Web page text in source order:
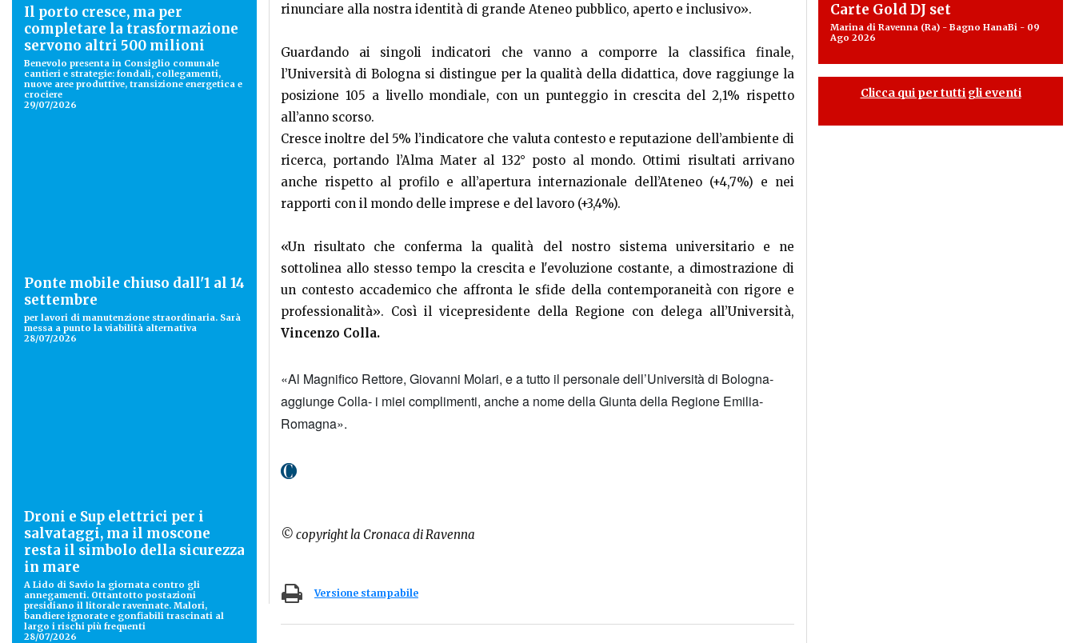
Il porto cresce, ma per
completare la trasformazione
servono altri 500 milioni
Benevolo presenta in Consiglio comunale
cantieri e strategie: fondali, collegamenti,
nuove aree produttive, transizione energetica e
crociere
29/07/2026
Ponte mobile chiuso dall'1 al 14
settembre
per lavori di manutenzione straordinaria. Sarà
messa a punto la viabilità alternativa
28/07/2026
Droni e Sup elettrici per i
salvataggi, ma il moscone
resta il simbolo della sicurezza
in mare
A Lido di Savio la giornata contro gli
annegamenti. Ottantotto postazioni
presidiano il litorale ravennate. Malori,
bandiere ignorate e gonfiabili trascinati al
largo i rischi più frequenti
28/07/2026
rinunciare alla nostra identità di grande Ateneo pubblico, aperto e inclusivo».
Guardando ai singoli indicatori che vanno a comporre la classifica finale,
l’Università di Bologna si distingue per la qualità della didattica, dove raggiunge la
posizione 105 a livello mondiale, con un punteggio in crescita del 2,1% rispetto
all’anno scorso.
Cresce inoltre del 5% l’indicatore che valuta contesto e reputazione dell’ambiente di
ricerca, portando l’Alma Mater al 132° posto al mondo. Ottimi risultati arrivano
anche rispetto al profilo e all’apertura internazionale dell’Ateneo (+4,7%) e nei
rapporti con il mondo delle imprese e del lavoro (+3,4%).
«Un risultato che conferma la qualità del nostro sistema universitario e ne
sottolinea allo stesso tempo la crescita e l'evoluzione costante, a dimostrazione di
un contesto accademico che affronta le sfide della contemporaneità con rigore e
professionalità». Così il vicepresidente della Regione con delega all’Università,
Vincenzo Colla.
«Al Magnifico Rettore, Giovanni Molari, e a tutto il personale dell’Università di Bologna-
aggiunge Colla- i miei complimenti, anche a nome della Giunta della Regione Emilia-
Romagna».
© copyright la Cronaca di Ravenna
Versione stampabile
Carte Gold DJ set
Marina di Ravenna (Ra) - Bagno HanaBi - 09
Ago 2026
Clicca qui per tutti gli eventi